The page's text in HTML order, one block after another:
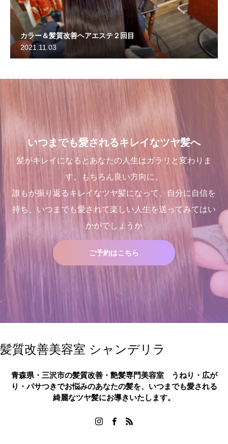
カラー＆髪質改善ヘアエステ２回目
2021.11.03
いつまでも愛されるキレイなツヤ髪へ
髪がキレイになるとあなたの人生はガラリと変わりま
す。もちろん良い方向に。
誰もが振り返るキレイなツヤ髪になって、自分に自信を
持ち、いつまでも愛されて楽しい人生を送ってみてはい
かがでしょうか
ご予約はこちら
髪質改善美容室 シャンデリラ
青森県・三沢市の髪質改善・艶髪専門美容室 うねり・広が
り・パサつきでお悩みのあなたの髪を、いつまでも愛される
綺麗なツヤ髪にお導きいたします。